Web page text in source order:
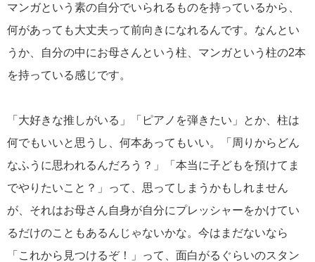
マンガという素の自分でいられるものを持っているから、
何があっても大丈夫って前向きになれるんです。なんとい
うか、自分の中にお母さんという柱、マンガという柱の2本
を持っている感じです。
「大好きな推しがいる」「ピアノを弾きたい」とか、柱は
何でもいいと思うし、何本あってもいい。「周りからどん
なふうに思われるんだろう？」「本当に子どもを預けてま
でやりたいこと？」って、思ってしまうかもしれません
が、それはお母さん自身が自分にプレッシャーをかけてい
るだけのこともあるんじゃないかな。今はまだないなら
「これから見つけるぞ！」って、面白がるぐらいのスタン